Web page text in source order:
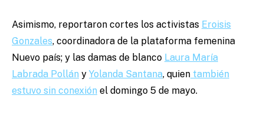
Asimismo, reportaron cortes los activistas Eroisis
Gonzales, coordinadora de la plataforma femenina
Nuevo país; y las damas de blanco Laura María
Labrada Pollán y Yolanda Santana, quien también
estuvo sin conexión el domingo 5 de mayo.